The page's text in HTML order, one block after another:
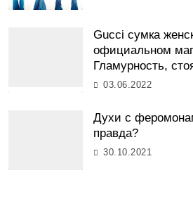
Gucci сумка
официальном
Гламурность,
03.06.2022
Духи с
правда?
30.10.2021